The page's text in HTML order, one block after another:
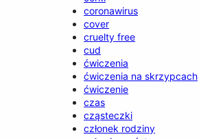
coronawirus
cover
cruelty free
cud
ćwiczenia
ćwiczenia na skrzypcach
ćwiczenie
czas
cząsteczki
członek rodziny